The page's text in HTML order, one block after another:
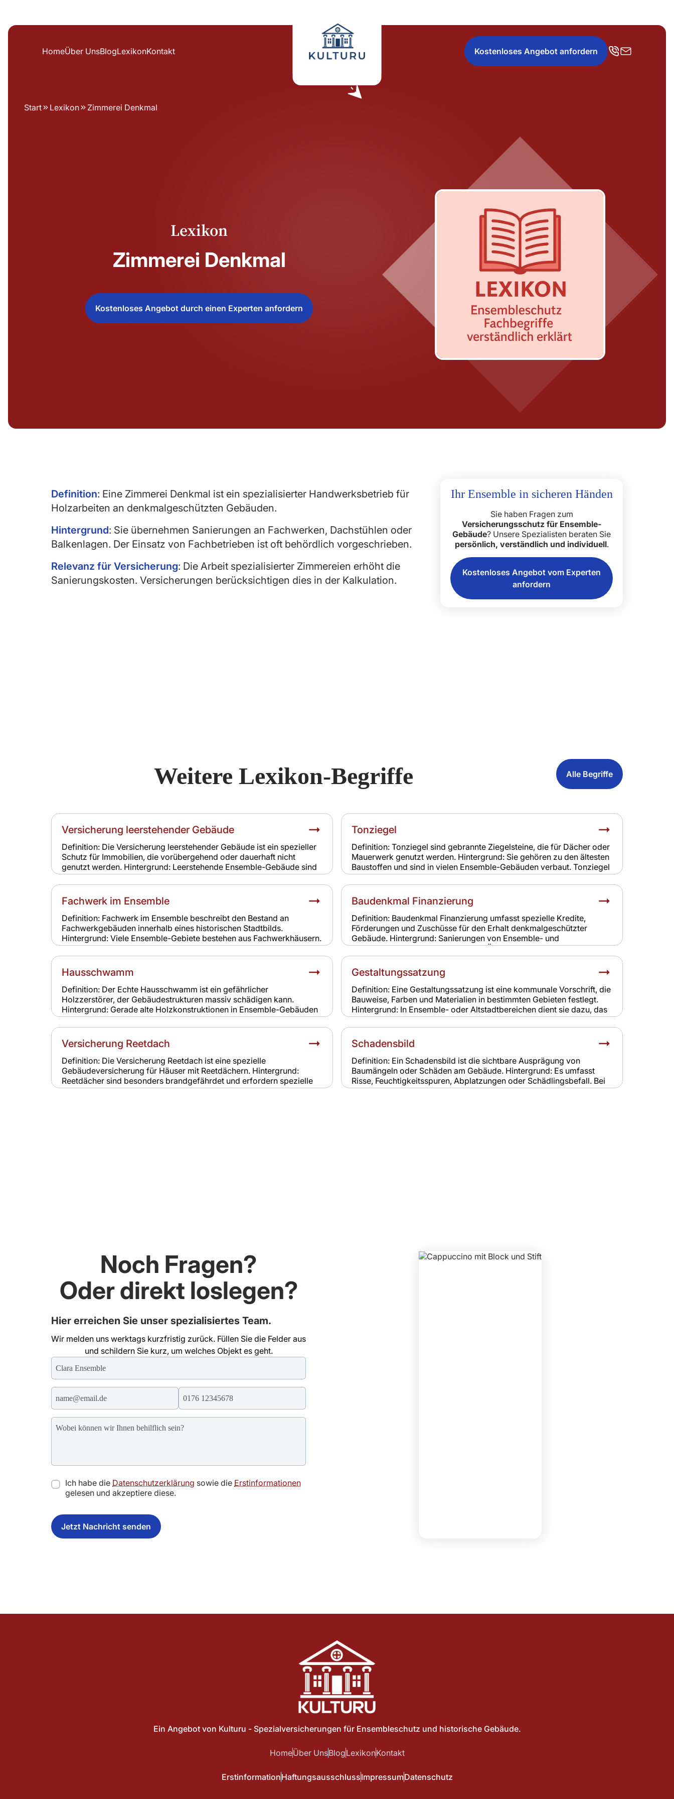
HomeÜber UnsBlogLexikonKontakt Kostenloses Angebot anfordern
Start Lexikon Zimmerei Denkmal
Lexikon
Zimmerei Denkmal
Kostenloses Angebot durch einen Experten anfordern
Definition: Eine Zimmerei Denkmal ist ein spezialisierter Handwerksbetrieb für
Holzarbeiten an denkmalgeschützten Gebäuden.
Hintergrund: Sie übernehmen Sanierungen an Fachwerken, Dachstühlen oder
Balkenlagen. Der Einsatz von Fachbetrieben ist oft behördlich vorgeschrieben.
Relevanz für Versicherung: Die Arbeit spezialisierter Zimmereien erhöht die
Sanierungskosten. Versicherungen berücksichtigen dies in der Kalkulation.
Ihr Ensemble in sicheren Händen
Sie haben Fragen zum
Versicherungsschutz für Ensemble-
Gebäude? Unsere Spezialisten beraten Sie
persönlich, verständlich und individuell.
Kostenloses Angebot vom Experten
anfordern
Weitere Lexikon-Begriffe Alle Begriffe
Versicherung leerstehender Gebäude
Definition: Die Versicherung leerstehender Gebäude ist ein spezieller
Schutz für Immobilien, die vorübergehend oder dauerhaft nicht
genutzt werden. Hintergrund: Leerstehende Ensemble-Gebäude sind
stärker gefährdet durch Vandalismus, Einbruch, Brandstiftung oder
Frostschäden. Relevanz für Versicherung: Standardpolicen greifen oft
nicht. Eine spezielle Leerstandsversicherung ist notwendig, um
Schutzlücken zu vermeiden.
Tonziegel
Definition: Tonziegel sind gebrannte Ziegelsteine, die für Dächer oder
Mauerwerk genutzt werden. Hintergrund: Sie gehören zu den ältesten
Baustoffen und sind in vielen Ensemble-Gebäuden verbaut. Tonziegel
sind robust, aber witterungsanfällig und benötigen regelmäßige
Wartung. Relevanz für Versicherung: Schäden durch Sturm oder
Hagel an Tonziegeln sind in der Gebäudeversicherung enthalten. Eine
realistische Versicherungssumme ist entscheidend.
Fachwerk im Ensemble
Definition: Fachwerk im Ensemble beschreibt den Bestand an
Fachwerkgebäuden innerhalb eines historischen Stadtbilds.
Hintergrund: Viele Ensemble-Gebiete bestehen aus Fachwerkhäusern.
Ihr Erhalt ist für das Gesamtbild entscheidend, weshalb Sanierungen
nur nach strengen Vorgaben möglich sind. Relevanz für Versicherung:
Die Bauweise erfordert spezielle Versicherungslösungen, da
Fachwerk anfälliger für Feuchtigkeit und Schädlingsbefall ist.
Baudenkmal Finanzierung
Definition: Baudenkmal Finanzierung umfasst spezielle Kredite,
Förderungen und Zuschüsse für den Erhalt denkmalgeschützter
Gebäude. Hintergrund: Sanierungen von Ensemble- und
Baudenkmälern sind kostenintensiv. Öffentliche Förderungen und
steuerliche Vorteile helfen Eigentümern bei der Finanzierung. Banken
berücksichtigen den hohen Erhaltungsaufwand. Relevanz für
Versicherung: Eine solide Finanzierung stellt sicher, dass Sanierungen
fachgerecht erfolgen. Für Versicherungen bedeutet dies eine
geringere Schadenanfälligkeit und realistische Versicherungssummen.
Hausschwamm
Definition: Der Echte Hausschwamm ist ein gefährlicher
Holzzerstörer, der Gebäudestrukturen massiv schädigen kann.
Hintergrund: Gerade alte Holzkonstruktionen in Ensemble-Gebäuden
sind gefährdet. Der Pilz breitet sich unbemerkt aus und verursacht
hohe Sanierungskosten. Relevanz für Versicherung: Schäden durch
Hausschwamm sind meist nicht versichert, da sie als
Instandhaltungsproblem gelten. Eigentümer müssen hier selbst
vorsorgen.
Gestaltungssatzung
Definition: Eine Gestaltungssatzung ist eine kommunale Vorschrift, die
Bauweise, Farben und Materialien in bestimmten Gebieten festlegt.
Hintergrund: In Ensemble- oder Altstadtbereichen dient sie dazu, das
Ortsbild zu bewahren. Eigentümer müssen sich bei Sanierungen und
Neubauten daran halten. Relevanz für Versicherung:
Gestaltungssatzungen führen zu höheren Sanierungskosten.
Versicherungen berücksichtigen diese Auflagen bei der Kalkulation.
Versicherung Reetdach
Definition: Die Versicherung Reetdach ist eine spezielle
Gebäudeversicherung für Häuser mit Reetdächern. Hintergrund:
Reetdächer sind besonders brandgefährdet und erfordern spezielle
Versicherungsbedingungen. Sie sind typisch für historische
Schadensbild
Definition: Ein Schadensbild ist die sichtbare Ausprägung von
Baumängeln oder Schäden am Gebäude. Hintergrund: Es umfasst
Risse, Feuchtigkeitsspuren, Abplatzungen oder Schädlingsbefall. Bei
Ensemble-Gebäuden sind Schadensbilder oft komplexer und
Noch Fragen?
Oder direkt loslegen?
Hier erreichen Sie unser spezialisiertes Team.
Wir melden uns werktags kurzfristig zurück. Füllen Sie die Felder aus
und schildern Sie kurz, um welches Objekt es geht.
Ich habe die Datenschutzerklärung sowie die Erstinformationen
gelesen und akzeptiere diese.
Ein Angebot von Kulturu - Spezialversicherungen für Ensembleschutz und historische Gebäude.
HomeÜber UnsBlogLexikonKontakt
ErstinformationHaftungsausschlussImpressumDatenschutz